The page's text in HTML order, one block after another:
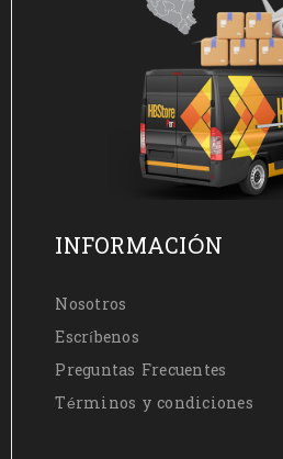
INFORMACIÓN
Nosotros
Escríbenos
Preguntas Frecuentes
Términos y condiciones